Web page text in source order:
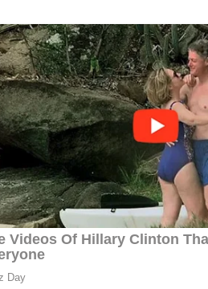
bitte einen Kommentar am Ende
Vom Feuer nehmen, Edelsüß-